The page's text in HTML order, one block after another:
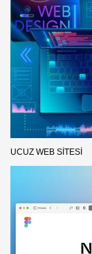
UCUZ WEB SITESI